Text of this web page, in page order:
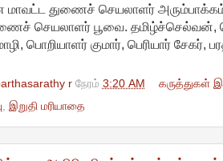
துணைச் செயலாளர்
செயலாளர் பூவை.
பொறியாளர் குமார், பெரியார்
r நேரம் 3:20 AM
கருத்துகள்
இறுதி மரியாதை